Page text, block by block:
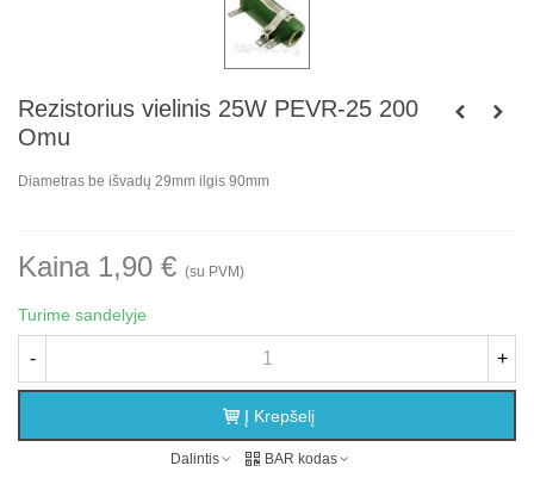
Rezistorius vielinis 25W PEVR-25 200
Omu
Diametras be išvadų 29mm ilgis 90mm
Kaina 1,90 € (su PVM)
Turime sandelyje
- +
Į Krepšelį
Dalintis BAR kodas